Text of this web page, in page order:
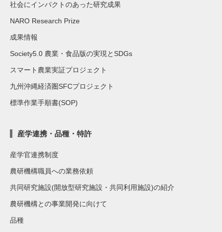
社会にインパクトのあった研究成果
NARO Research Prize
成果情報
Society5.0 農業・食品版の実現とSDGs
スマート農業実証プロジェクト
九州沖縄経済圏SFCプロジェクト
標準作業手順書(SOP)
産学連携・品種・特許
産学官連携制度
農研機構職員への業務依頼
共同研究施設(開放型研究施設・共同利用施設)の紹介
農研機構との事業開発に向けて
品種